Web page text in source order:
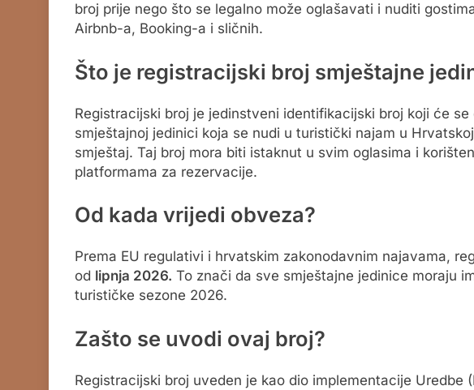
broj prije nego što se legalno može oglašavati i nuditi
Airbnb-a, Booking-a i sličnih.
Što je registracijski broj smještajne
Registracijski broj je jedinstveni identifikacijski broj koji će
smještajnoj jedinici koja se nudi u turistički najam u
smještaj. Taj broj mora biti istaknut u svim oglasima i
platformama za rezervacije.
Od kada vrijedi obveza?
Prema EU regulativi i hrvatskim zakonodavnim najavama,
od lipnja 2026. To znači da sve smještajne jedinice moraju
turističke sezone 2026.
Zašto se uvodi ovaj broj?
Registracijski broj uveden je kao dio implementacije Uredbe